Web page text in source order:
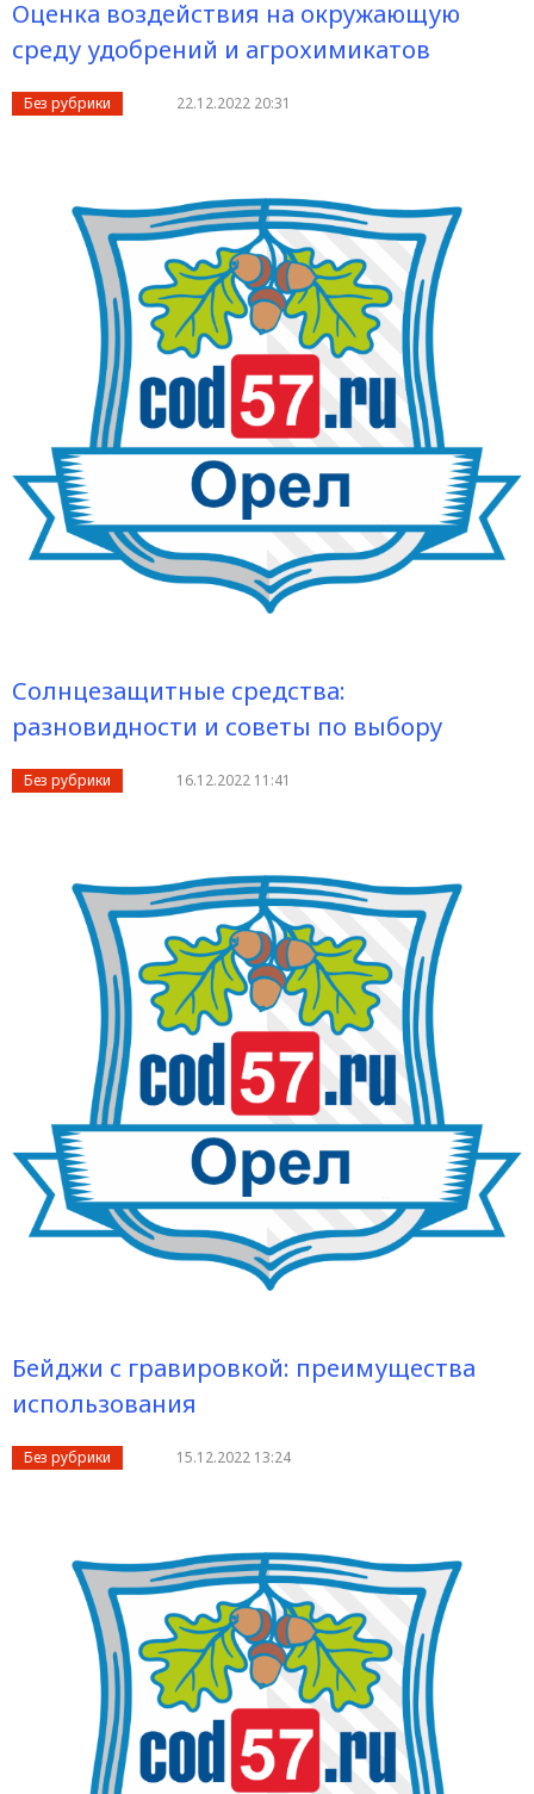
Оценка воздействия на окружающую
среду удобрений и агрохимикатов
Без рубрики 22.12.2022 20:31
Солнцезащитные средства:
разновидности и советы по выбору
Без рубрики 16.12.2022 11:41
Бейджи с гравировкой: преимущества
использования
Без рубрики 15.12.2022 13:24